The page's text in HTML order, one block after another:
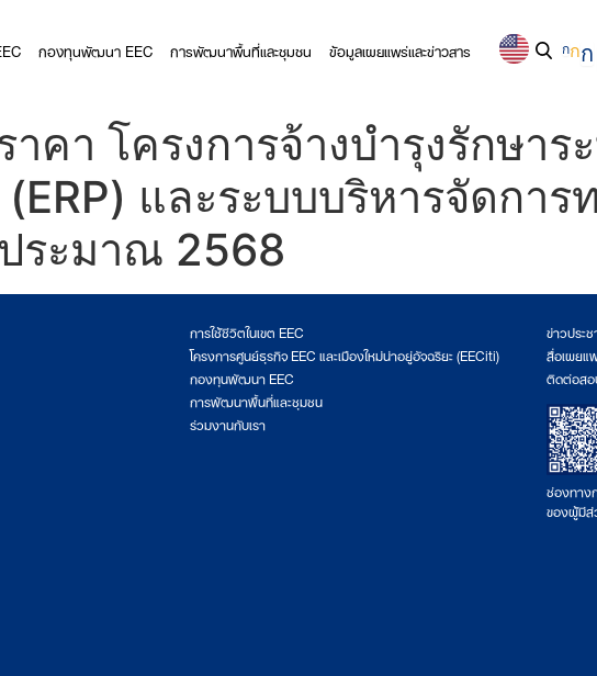
กองทุนพัฒนา EEC การพัฒนาพื้นที่และชุมชน ข้อมูลเผยแพร่และข่าวสาร กกก
คา โครงการจ้างบำรุงรักษาร
และระบบบริหารจัดการ
ระมาณ 2568
การใช้ชีวิตในเขต EEC
โครงการศูนย์ธุรกิจ EEC และเมืองใหม่น่าอยู่อัจฉริยะ (EECiti)
กองทุนพัฒนา EEC
การพัฒนาพื้นที่และชุมชน
ร่วมงานกับเรา
ข่าวประ
สื่อเผยแ
ติดต่อส
ช่องทาง
ของผู้มีส่